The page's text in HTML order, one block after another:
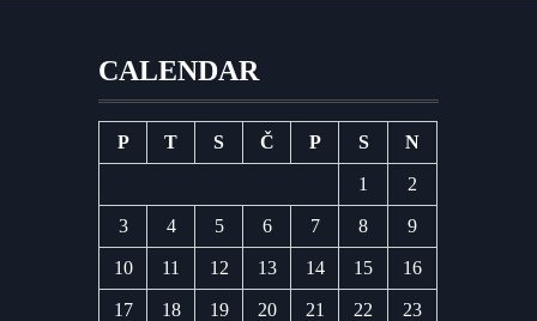
CALENDAR
P T S Č P S N
1 2
3 4 5 6 7 8 9
10 11 12 13 14 15 16
17 18 19 20 21 22 23